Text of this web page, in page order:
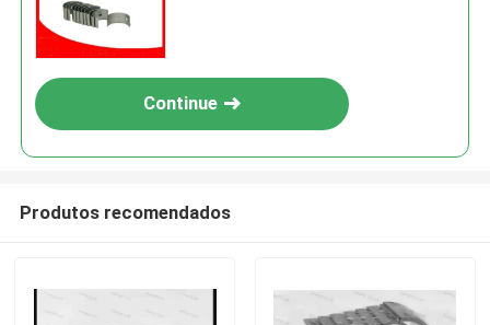
Continue
Produtos recomendados